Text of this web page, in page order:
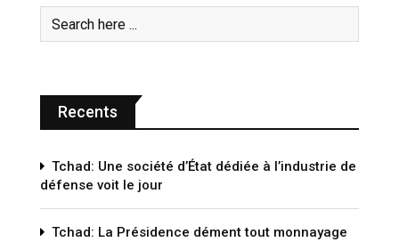
Recents
Tchad: Une société d’État dédiée à l’industrie de
défense voit le jour
Tchad: La Présidence dément tout monnayage